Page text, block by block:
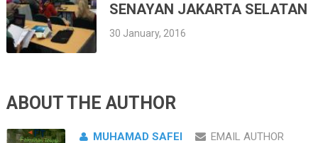
SENAYAN JAKARTA SELATAN
30 January, 2016
ABOUT THE AUTHOR
MUHAMAD SAFEI EMAIL AUTHOR